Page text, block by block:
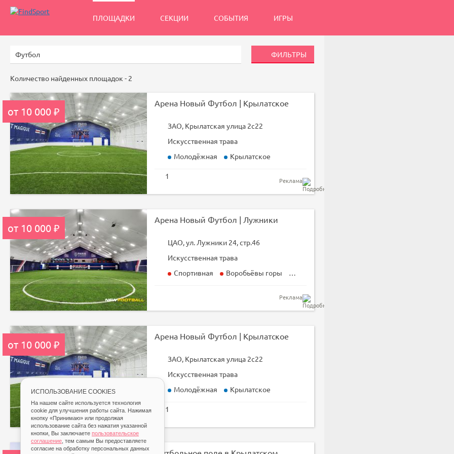
ИСПОЛЬЗОВАНИЕ COOKIES
На нашем сайте используется технология
cookie для улучшения работы сайта. Нажимая
кнопку «Принимаю» или продолжая
использование сайта без нажатия указанной
кнопки, Вы заключаете пользовательское
соглашение , тем самым Вы предоставляете
согласие на обработку персональных данных
ПЛОЩАДКИ СЕКЦИИ СОБЫТИЯ ИГРЫ
ФИЛЬТРЫ
Количество найденных площадок - 2
Арена Новый Футбол | Крылатское
от 10 000 ₽
ЗАО, Крылатская улица 2с22
Искусственная трава
Молодёжная
Крылатское
1
Реклама
Арена Новый Футбол | Лужники
от 10 000 ₽
ЦАО, ул. Лужники 24, стр.46
Искусственная трава
Спортивная
Воробьёвы горы Лужники
Реклама
Арена Новый Футбол | Крылатское
от 10 000 ₽
ЗАО, Крылатская улица 2с22
Искусственная трава
Молодёжная
Крылатское
1